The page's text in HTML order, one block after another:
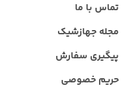
تماس با ما
مجله جهازشیک
پیگیری سفارش
حریم خصوصی